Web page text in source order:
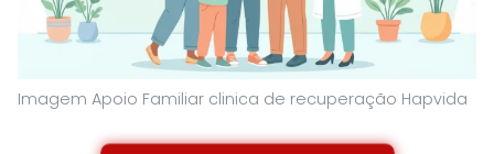
Imagem Apoio Familiar clinica de recuperação Hapvida